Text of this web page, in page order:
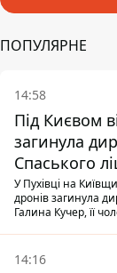
ПОПУЛЯРНЕ
14:58
Під Києвом
загинула
Спаського
У Пухівці на
дронів загинула
Галина Кучер, її
14:16